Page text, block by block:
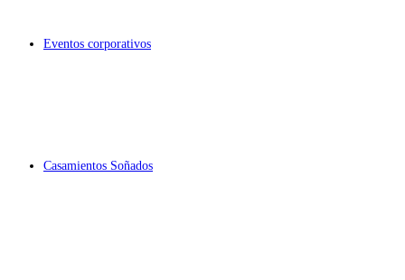
Eventos corporativos
Casamientos Soñados